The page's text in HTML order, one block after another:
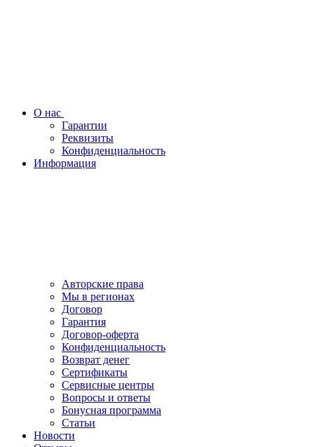
О нас
Гарантии
Реквизиты
Конфиденциальность
Информация
Авторские права
Мы в регионах
Договор
Гарантия
Договор-оферта
Конфиденциальность
Возврат денег
Сертификаты
Сервисные центры
Вопросы и ответы
Бонусная программа
Статьи
Новости